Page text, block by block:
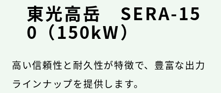
東光高岳 SERA-15
0（150kW）
高い信頼性と耐久性が特徴で、豊富な出力
ラインナップを提供します。